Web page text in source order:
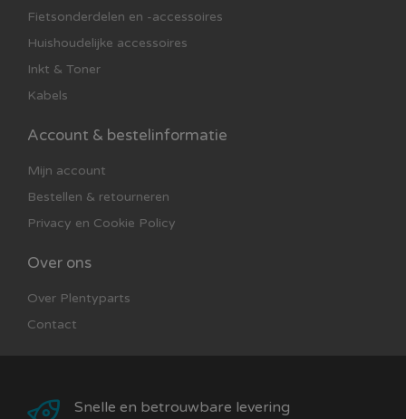
Fietsonderdelen en -accessoires
Huishoudelijke accessoires
Inkt & Toner
Kabels
Account & bestelinformatie
Mijn account
Bestellen & retourneren
Privacy en Cookie Policy
Over ons
Over Plentyparts
Contact
Snelle en betrouwbare levering